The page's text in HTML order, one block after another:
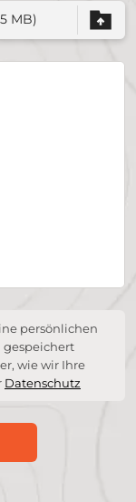
MB)
persönlichen
gespeichert
wie wir Ihre
Datenschutz